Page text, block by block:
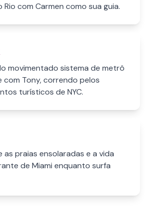
com Carmen como sua guia.
movimentado sistema de metrô
com Tony, correndo pelos
turísticos de NYC.
as praias ensolaradas e a vida
de Miami enquanto surfa